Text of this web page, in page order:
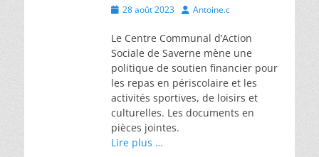
Posted
28 août 2023 Author
Antoine.c
Le Centre Communal d’Action
Sociale de Saverne mène une
politique de soutien financier pour
les repas en périscolaire et les
activités sportives, de loisirs et
culturelles. Les documents en
pièces jointes.
Lire plus …